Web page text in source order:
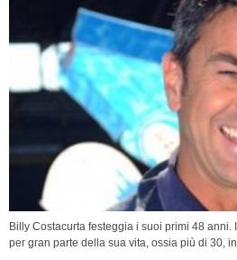
Billy Costacurta festeggia i suoi primi 48
per gran parte della sua vita, ossia più di 30,